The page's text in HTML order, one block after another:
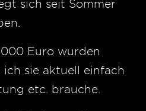
sich seit Sommer
Euro wurden
sie aktuell einfach
etc. brauche.